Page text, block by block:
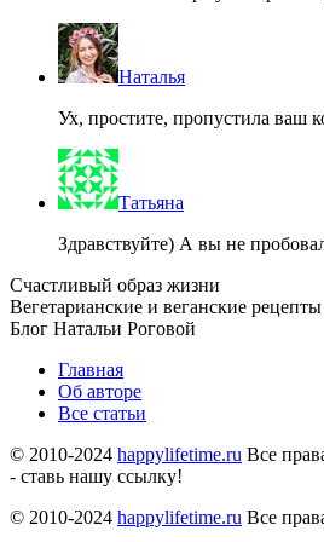
Наталья
Ух, простите, пропустила ваш
Татьяна
Здравствуйте) А вы не
Счастливый образ жизни
Вегетарианские и веганские
Блог Натальи Роговой
Главная
Об авторе
Все статьи
© 2010-2024 happylifetime.ru Все
- ставь нашу ссылку!
© 2010-2024 happylifetime.ru Все